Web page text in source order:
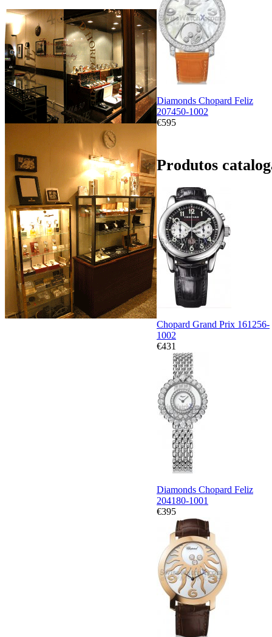
Diamonds Chopard Feliz
207450-1002
€595
Produtos
Chopard Grand Prix 161256-
1002
€431
Diamonds Chopard Feliz
204180-1001
€395